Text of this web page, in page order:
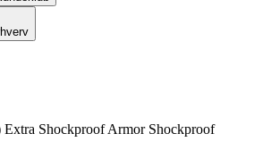
Shockproof Armor Shockproof